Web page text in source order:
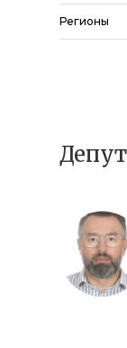
Регионы